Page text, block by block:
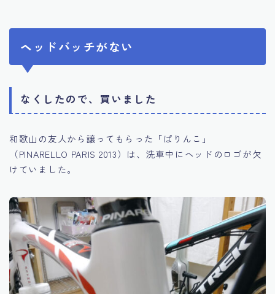
ヘッドバッチがない
なくしたので、買いました
和歌山の友人から譲ってもらった「ぱりんこ」
（PINARELLO PARIS 2013）は、洗車中にヘッドのロゴが欠
けていました。